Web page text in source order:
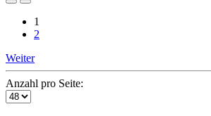
1
2
Weiter
Anzahl pro Seite: